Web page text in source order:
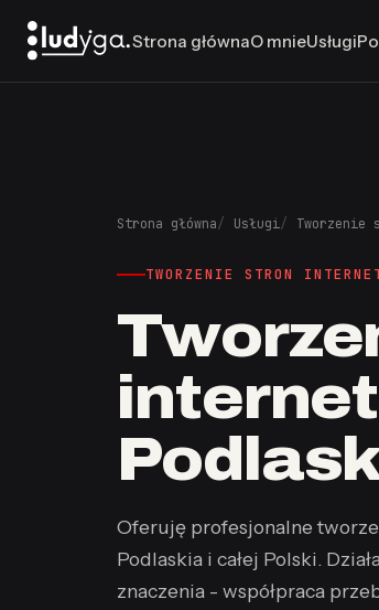
Strona głównaO mnieUsługi
Strona główna Usługi Tworzenie
TWORZENIE STRON
Oferuję profesjonalne
Podlaskia i całej Polski.
znaczenia - współpraca